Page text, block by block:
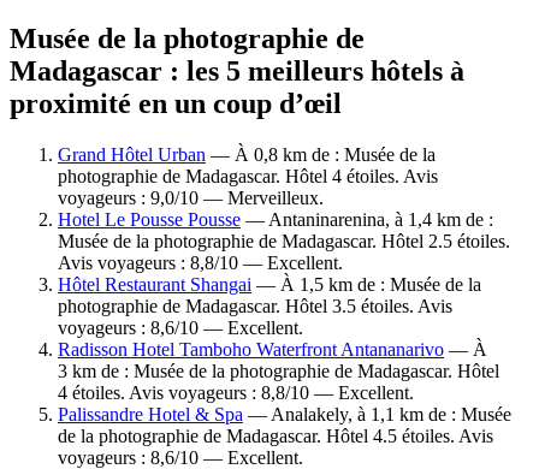
Musée de la photographie de
Madagascar : les 5 meilleurs hôtels à
proximité en un coup d’œil
Grand Hôtel Urban — À 0,8 km de : Musée de la
photographie de Madagascar. Hôtel 4 étoiles. Avis
voyageurs : 9,0/10 — Merveilleux.
Hotel Le Pousse Pousse — Antaninarenina, à 1,4 km de :
Musée de la photographie de Madagascar. Hôtel 2.5 étoiles.
Avis voyageurs : 8,8/10 — Excellent.
Hôtel Restaurant Shangai — À 1,5 km de : Musée de la
photographie de Madagascar. Hôtel 3.5 étoiles. Avis
voyageurs : 8,6/10 — Excellent.
Radisson Hotel Tamboho Waterfront Antananarivo — À
3 km de : Musée de la photographie de Madagascar. Hôtel
4 étoiles. Avis voyageurs : 8,8/10 — Excellent.
Palissandre Hotel & Spa — Analakely, à 1,1 km de : Musée
de la photographie de Madagascar. Hôtel 4.5 étoiles. Avis
voyageurs : 8,6/10 — Excellent.